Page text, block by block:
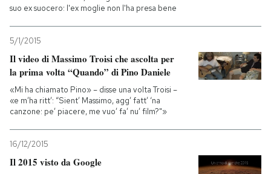
suo ex suocero: l'ex moglie non l'ha presa bene
5/1/2015
Il video di Massimo Troisi che ascolta per
la prima volta “Quando” di Pino Daniele
«Mi ha chiamato Pino» – disse una volta Troisi –
«e m’ha ritt’: “Sient’ Massimo, agg’ fatt’ ‘na
canzone: pe’ piacere, me vuo’ fa’ nu’ film?"»
16/12/2015
Il 2015 visto da Google